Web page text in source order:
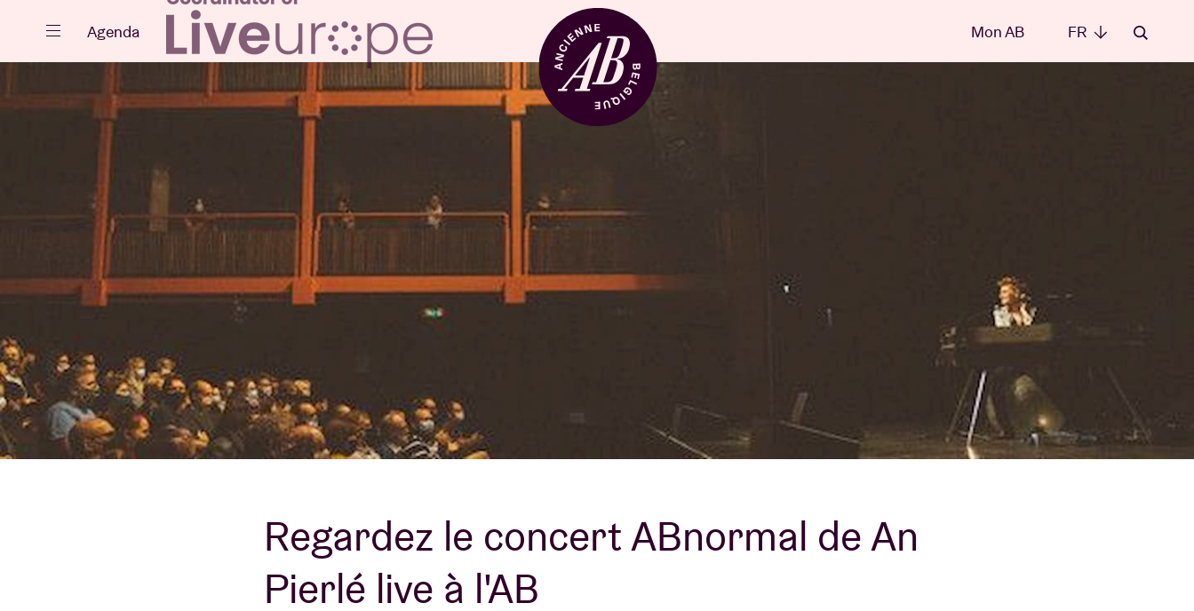
Fermer FR
Agenda
Projets
Actualités
À propos de l'AB
Contact
Agenda Mon AB FR
Regardez le concert ABnormal de An
Pierlé live à l'AB